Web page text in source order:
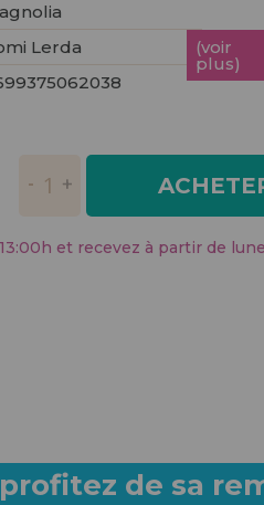
Lerda (voir
plus)
et recevez à partir de
de sa